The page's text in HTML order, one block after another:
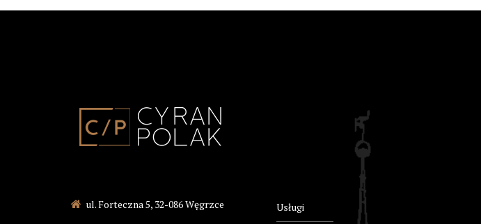
ul. Forteczna 5, 32-086 Węgrzce Usługi